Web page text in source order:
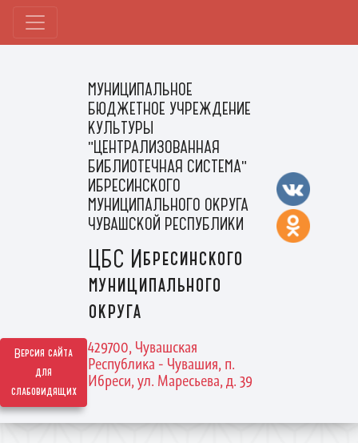
Версия сайта
для
слабовидящих
МУНИЦИПАЛЬНОЕ
БЮДЖЕТНОЕ УЧРЕЖДЕНИЕ
КУЛЬТУРЫ
"ЦЕНТРАЛИЗОВАННАЯ
БИБЛИОТЕЧНАЯ СИСТЕМА"
ИБРЕСИНСКОГО
МУНИЦИПАЛЬНОГО ОКРУГА
ЧУВАШСКОЙ РЕСПУБЛИКИ
ЦБС Ибресинского
муниципального
округа
429700, Чувашская
Республика - Чувашия, п.
Ибреси, ул. Маресьева, д. 39